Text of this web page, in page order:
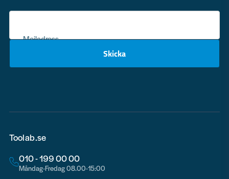
Mejladress
Skicka
Toolab.se
010 - 199 00 00
Måndag-Fredag 08.00-15:00